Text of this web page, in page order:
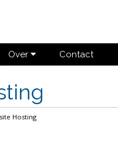
Over Contact
Hosting